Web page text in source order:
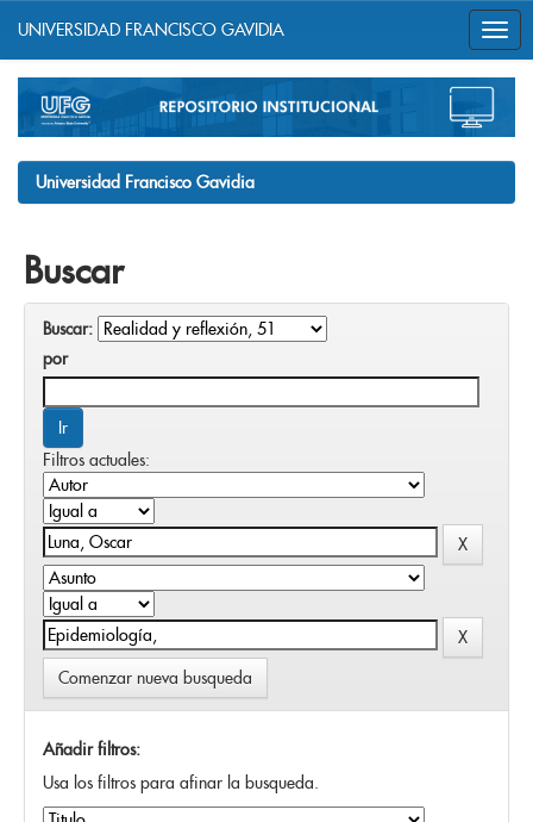
navigation
UNIVERSIDAD FRANCISCO GAVIDIA
Universidad Francisco Gavidia
Buscar
Buscar:
por
Filtros actuales:
Comenzar nueva busqueda
Añadir filtros:
Usa los filtros para afinar la busqueda.